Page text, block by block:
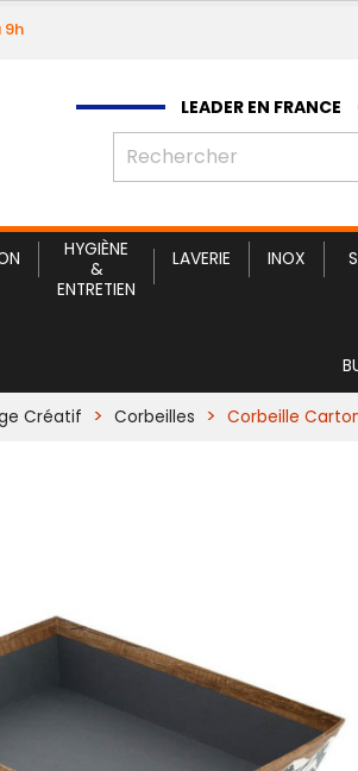
9h
LEADER EN FRANCE
HYGIÈNE
&
ENTRETIEN
LAVERIE INOX
Créatif Corbeilles Corbeille